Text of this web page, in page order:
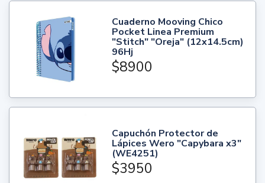
Cuaderno Mooving Chico
Pocket Linea Premium
"Stitch" "Oreja" (12x14.5cm)
96Hj
$8900
Capuchón Protector de
Lápices Wero "Capybara x3"
(WE4251)
$3950